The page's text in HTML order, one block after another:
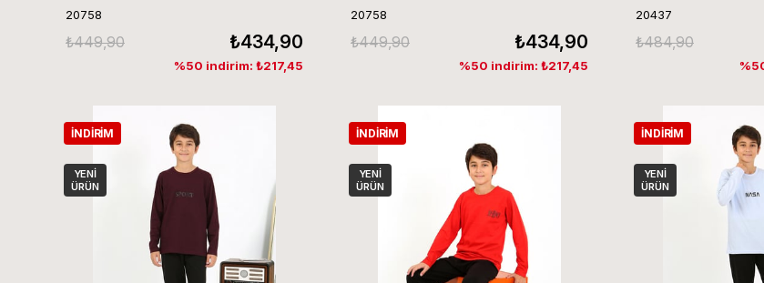
20758
₺434,90
₺449,90
%50 indirim: ₺217,45
20758
₺434,90
₺449,90
%50 indirim: ₺217,45
20437
₺484,90
İNDIRIM
YENI
ÜRÜN
İNDIRIM
YENI
ÜRÜN
İNDIRIM
YENI
ÜRÜN